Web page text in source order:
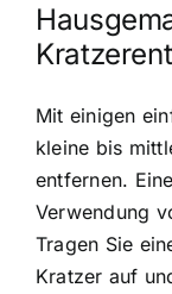
Mit einigen
kleine bis
entfernen.
Verwendung
Tragen Sie
Kratzer auf